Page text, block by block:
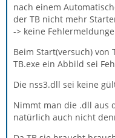
nach einem
der TB nicht mehr
-> keine
Beim Start(versuch)
TB.exe ein Abbild sei
Die nss3.dll sei keine
Nimmt man die .dll aus
natürlich auch nicht